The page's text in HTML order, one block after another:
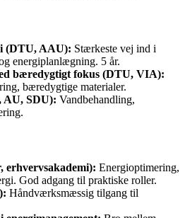
(DTU, AAU): Stærkeste vej ind i
energiplanlægning. 5 år.
bæredygtigt fokus (DTU, VIA):
bæredygtige materialer.
SDU): Vandbehandling,
erhvervsakademi): Energioptimering,
God adgang til praktiske roller.
Håndværksmæssig tilgang til